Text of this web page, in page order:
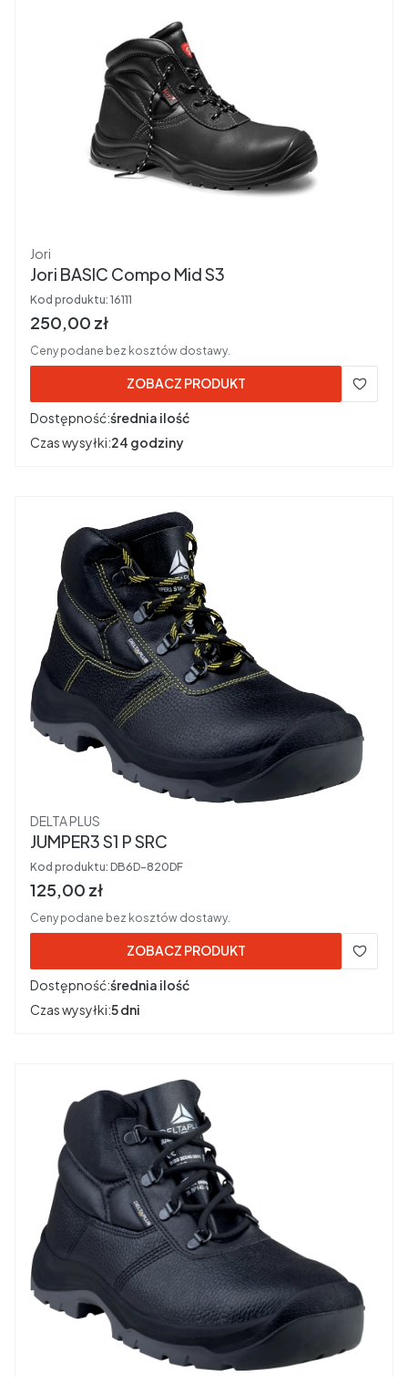
Producent
Jori
Jori BASIC Compo Mid S3
Kod produktu: 16111
Cena brutto
250,00 zł
Ceny podane bez kosztów dostawy.
ZOBACZ PRODUKT
Dostępność:średnia ilość
Czas wysyłki:24 godziny
Producent
DELTA PLUS
JUMPER3 S1 P SRC
Kod produktu: DB6D-820DF
Cena brutto
125,00 zł
Ceny podane bez kosztów dostawy.
ZOBACZ PRODUKT
Dostępność:średnia ilość
Czas wysyłki:5 dni